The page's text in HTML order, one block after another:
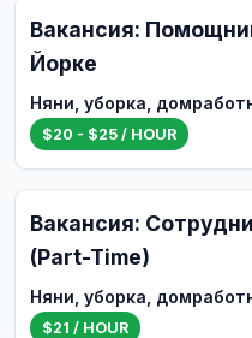
Вакансия:
Йорке
Няни, уборка,
$20 - $25 / HOUR
Вакансия:
(Part-Time)
Няни, уборка,
$21 / HOUR